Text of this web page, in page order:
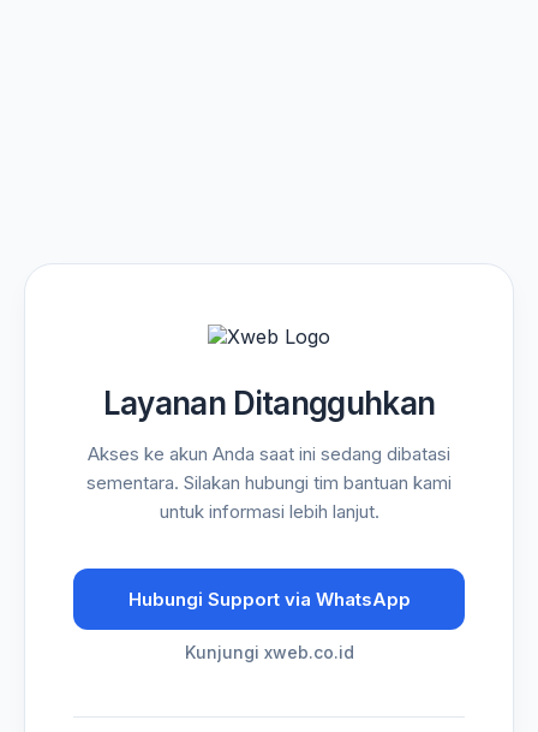
Layanan Ditangguhkan
Akses ke akun Anda saat ini sedang dibatasi
sementara. Silakan hubungi tim bantuan kami
untuk informasi lebih lanjut.
Hubungi Support via WhatsApp
Kunjungi xweb.co.id